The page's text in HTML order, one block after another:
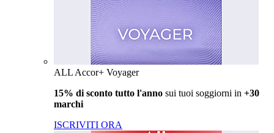
ALL Accor+ Voyager
15% di sconto tutto l'anno sui tuoi soggiorni in +30
marchi
ISCRIVITI ORA